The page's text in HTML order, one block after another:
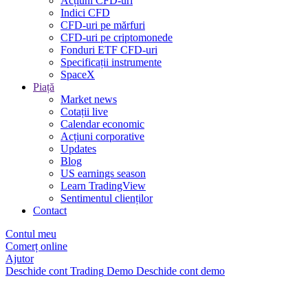
Indici CFD
CFD-uri pe mărfuri
CFD-uri pe criptomonede
Fonduri ETF CFD-uri
Specificații instrumente
SpaceX
Piață
Market news
Cotații live
Calendar economic
Acțiuni corporative
Updates
Blog
US earnings season
Learn TradingView
Sentimentul clienților
Contact
Contul meu
Comerț online
Ajutor
Deschide cont Trading Demo Deschide cont demo